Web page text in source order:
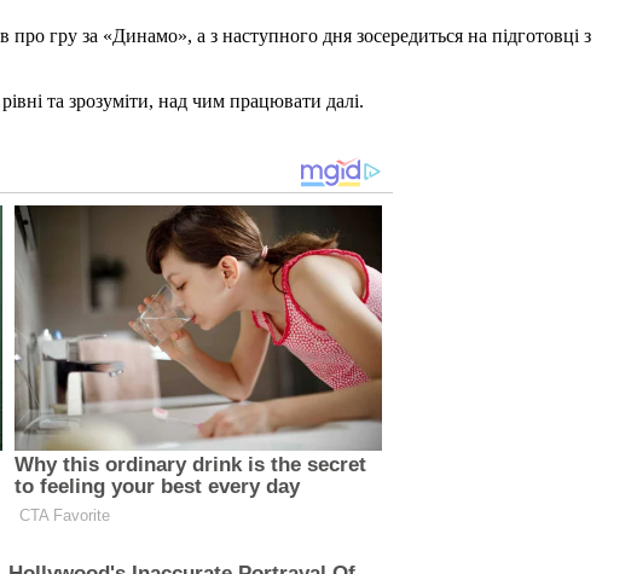
гру за «Динамо», а з наступного дня зосередиться на підготовці з
та зрозуміти, над чим працювати далі.